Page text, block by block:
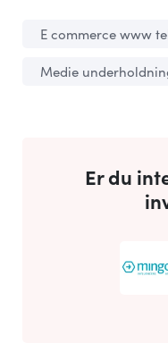
E commerce www
Medie
Er du